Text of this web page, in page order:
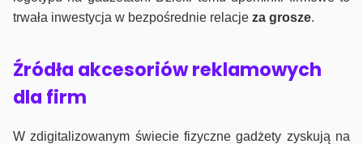
trwała inwestycja w bezpośrednie relacje za grosze.
Źródła akcesoriów reklamowych
dla firm
W zdigitalizowanym świecie fizyczne gadżety zyskują na